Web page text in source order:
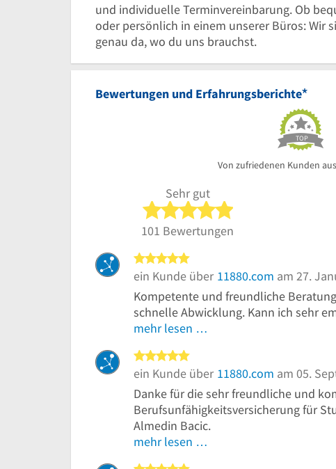
17
14
und individuelle Terminvereinbarung. Ob
oder persönlich in einem unserer Büros: Wir
genau da, wo du uns brauchst.
Bewertungen und Erfahrungsberichte*
TOP
Von zufriedenen Kunden
Sehr gut
5 von 5 Sternen
101 Bewertungen
ein Kunde über 11880.com am 27.
Kompetente und freundliche
schnelle Abwicklung. Kann ich sehr
mehr lesen …
ein Kunde über 11880.com am 05.
Danke für die sehr freundliche und
Berufsunfähigkeitsversicherung für
Almedin Bacic.
mehr lesen …